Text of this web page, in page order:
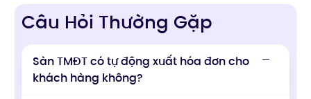
Câu Hỏi Thường Gặp
Sàn TMĐT có tự động xuất hóa đơn cho
khách hàng không?